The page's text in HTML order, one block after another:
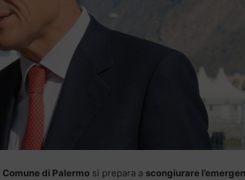
Comune di Palermo si prepara a scongiurare